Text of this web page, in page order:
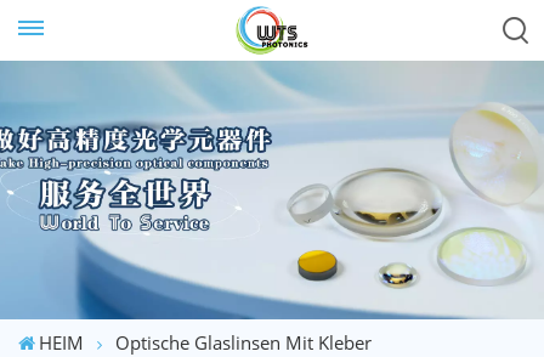
HEIM Optische Glaslinsen Mit Kleber